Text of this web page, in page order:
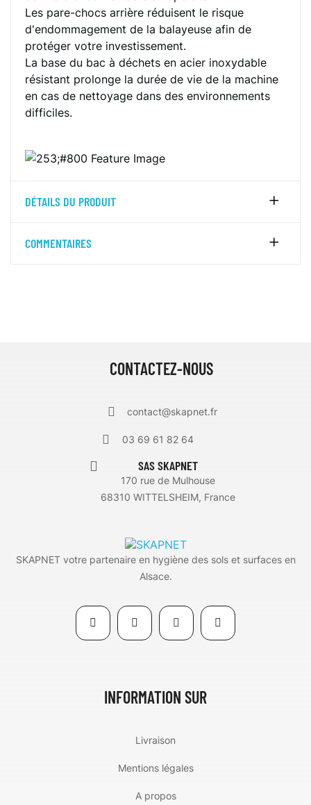
Les pare-chocs arrière réduisent le risque
d'endommagement de la balayeuse afin de
protéger votre investissement.
La base du bac à déchets en acier inoxydable
résistant prolonge la durée de vie de la machine
en cas de nettoyage dans des environnements
difficiles.
DÉTAILS DU PRODUIT
COMMENTAIRES
CONTACTEZ-NOUS
contact@skapnet.fr
03 69 61 82 64
SAS SKAPNET
170 rue de Mulhouse
68310 WITTELSHEIM, France
SKAPNET votre partenaire en hygiène des sols et surfaces en
Alsace.
INFORMATION SUR
Livraison
Mentions légales
A propos